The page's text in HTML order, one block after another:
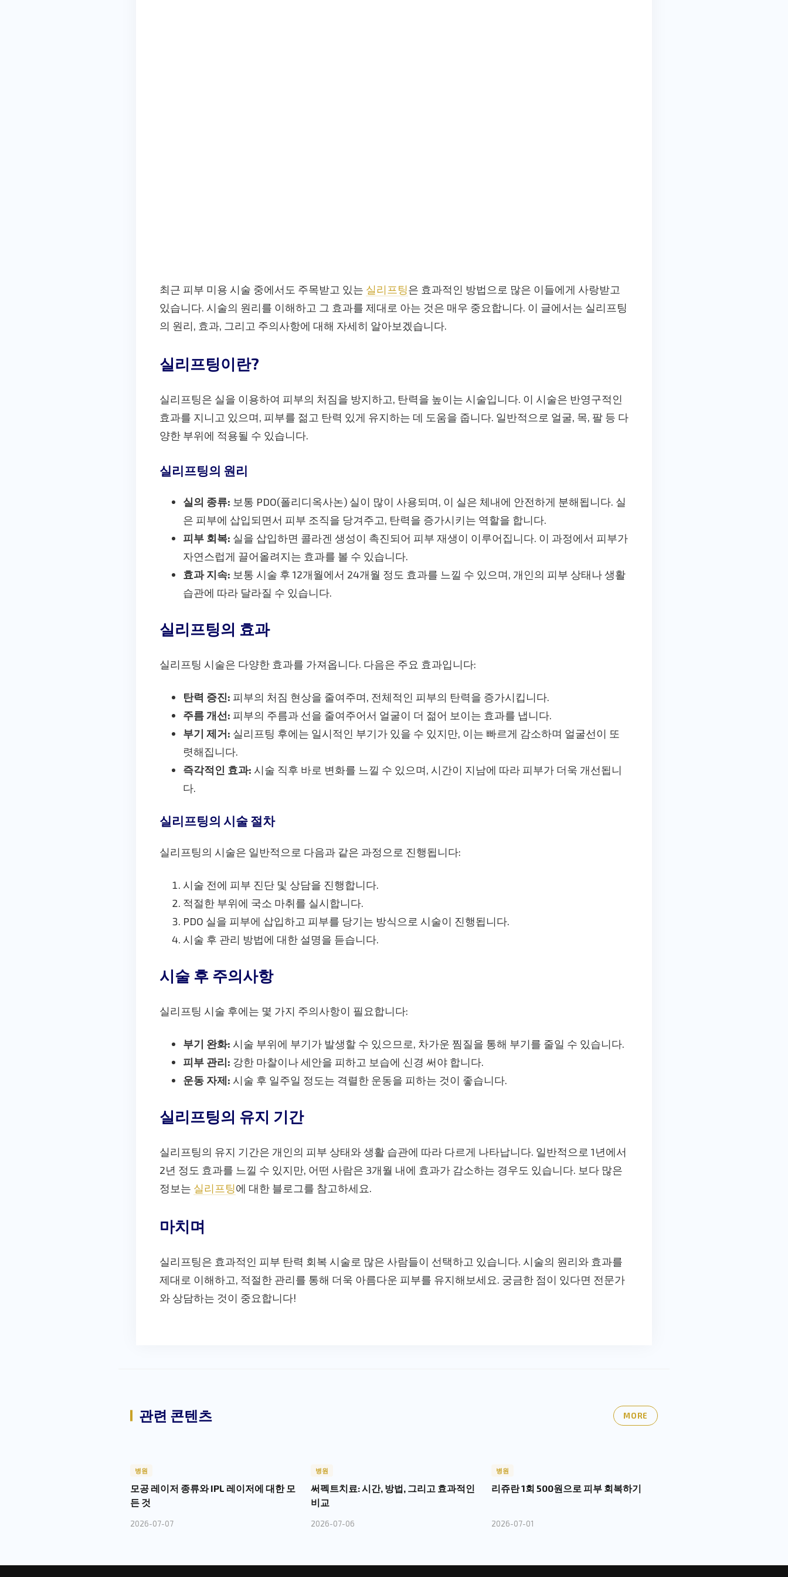
최근 피부 미용 시술 중에서도 주목받고 있는 실리프팅은 효과적인 방법으로 많은 이들에게 사랑받고
있습니다. 시술의 원리를 이해하고 그 효과를 제대로 아는 것은 매우 중요합니다. 이 글에서는 실리프팅
의 원리, 효과, 그리고 주의사항에 대해 자세히 알아보겠습니다.
실리프팅이란?
실리프팅은 실을 이용하여 피부의 처짐을 방지하고, 탄력을 높이는 시술입니다. 이 시술은 반영구적인
효과를 지니고 있으며, 피부를 젊고 탄력 있게 유지하는 데 도움을 줍니다. 일반적으로 얼굴, 목, 팔 등 다
양한 부위에 적용될 수 있습니다.
실리프팅의 원리
실의 종류: 보통 PDO(폴리디옥사논) 실이 많이 사용되며, 이 실은 체내에 안전하게 분해됩니다. 실
은 피부에 삽입되면서 피부 조직을 당겨주고, 탄력을 증가시키는 역할을 합니다.
피부 회복: 실을 삽입하면 콜라겐 생성이 촉진되어 피부 재생이 이루어집니다. 이 과정에서 피부가
자연스럽게 끌어올려지는 효과를 볼 수 있습니다.
효과 지속: 보통 시술 후 12개월에서 24개월 정도 효과를 느낄 수 있으며, 개인의 피부 상태나 생활
습관에 따라 달라질 수 있습니다.
실리프팅의 효과
실리프팅 시술은 다양한 효과를 가져옵니다. 다음은 주요 효과입니다:
탄력 증진: 피부의 처짐 현상을 줄여주며, 전체적인 피부의 탄력을 증가시킵니다.
주름 개선: 피부의 주름과 선을 줄여주어서 얼굴이 더 젊어 보이는 효과를 냅니다.
부기 제거: 실리프팅 후에는 일시적인 부기가 있을 수 있지만, 이는 빠르게 감소하며 얼굴선이 또
렷해집니다.
즉각적인 효과: 시술 직후 바로 변화를 느낄 수 있으며, 시간이 지남에 따라 피부가 더욱 개선됩니
다.
실리프팅의 시술 절차
실리프팅의 시술은 일반적으로 다음과 같은 과정으로 진행됩니다:
시술 전에 피부 진단 및 상담을 진행합니다.
적절한 부위에 국소 마취를 실시합니다.
PDO 실을 피부에 삽입하고 피부를 당기는 방식으로 시술이 진행됩니다.
시술 후 관리 방법에 대한 설명을 듣습니다.
시술 후 주의사항
실리프팅 시술 후에는 몇 가지 주의사항이 필요합니다:
부기 완화: 시술 부위에 부기가 발생할 수 있으므로, 차가운 찜질을 통해 부기를 줄일 수 있습니다.
피부 관리: 강한 마찰이나 세안을 피하고 보습에 신경 써야 합니다.
운동 자제: 시술 후 일주일 정도는 격렬한 운동을 피하는 것이 좋습니다.
실리프팅의 유지 기간
실리프팅의 유지 기간은 개인의 피부 상태와 생활 습관에 따라 다르게 나타납니다. 일반적으로 1년에서
2년 정도 효과를 느낄 수 있지만, 어떤 사람은 3개월 내에 효과가 감소하는 경우도 있습니다. 보다 많은
정보는 실리프팅에 대한 블로그를 참고하세요.
마치며
실리프팅은 효과적인 피부 탄력 회복 시술로 많은 사람들이 선택하고 있습니다. 시술의 원리와 효과를
제대로 이해하고, 적절한 관리를 통해 더욱 아름다운 피부를 유지해보세요. 궁금한 점이 있다면 전문가
와 상담하는 것이 중요합니다!
관련 콘텐츠 MORE
병원
모공 레이저 종류와 IPL 레이저에 대한 모
든 것
2026-07-07
병원
써펙트치료: 시간, 방법, 그리고 효과적인
비교
2026-07-06
병원
리쥬란 1회 500원으로 피부 회복하기
2026-07-01